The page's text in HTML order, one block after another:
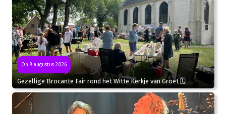
Op 8 augustus 2026
Gezellige Brocante Fair rond het Witte Kerkje van Groet 🗓